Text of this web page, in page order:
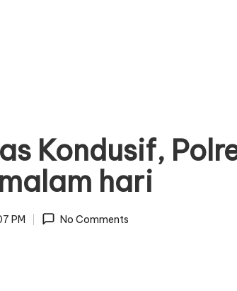
Kondusif,
hari
PM No Comments